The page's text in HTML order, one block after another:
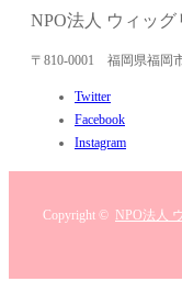
NPO法人 ウィッ
〒810-0001 福岡県福岡
Twitter
Facebook
Instagram
Copyright © NPO法人